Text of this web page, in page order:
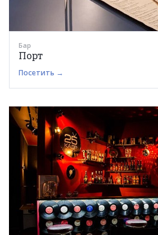
Бар
Порт
Посетить →